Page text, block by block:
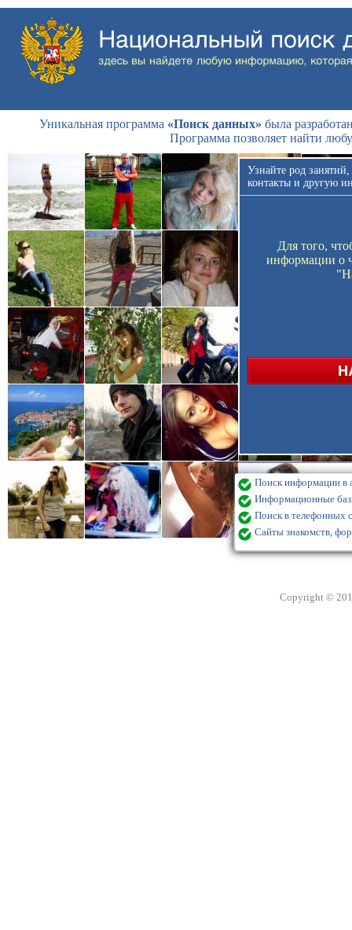
Уникальная программа «Поиск данных» была
Программа позволяет найти
Узнайте род
контакты и другую
Для того,
информации о
Поиск информации в
Информационные
Поиск в телефонных
Сайты знакомств,
Copyright ©